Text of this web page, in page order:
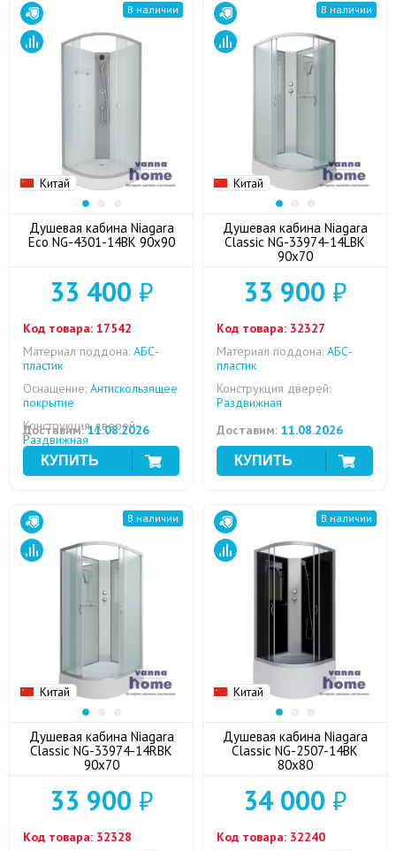
Китай
В наличии
Душевая кабина Niagara
Eco NG-4301-14BK 90x90
33 400 ₽
Код товара: 17542
Материал поддона: АБС-
пластик
Оснащение: Антискользящее
покрытие
Конструкция дверей:
Раздвижная
Доставим:11.08.2026
Китай
В наличии
Душевая кабина Niagara
Classic NG-33974-14LBK
90x70
33 900 ₽
Код товара: 32327
Материал поддона: АБС-
пластик
Конструкция дверей:
Раздвижная
Доставим: 11.08.2026
Китай
В наличии
Душевая кабина Niagara
Classic NG-33974-14RBK
90x70
33 900 ₽
Код товара: 32328
Китай
В наличии
Душевая кабина Niagara
Classic NG-2507-14BK
80x80
34 000 ₽
Код товара: 32240